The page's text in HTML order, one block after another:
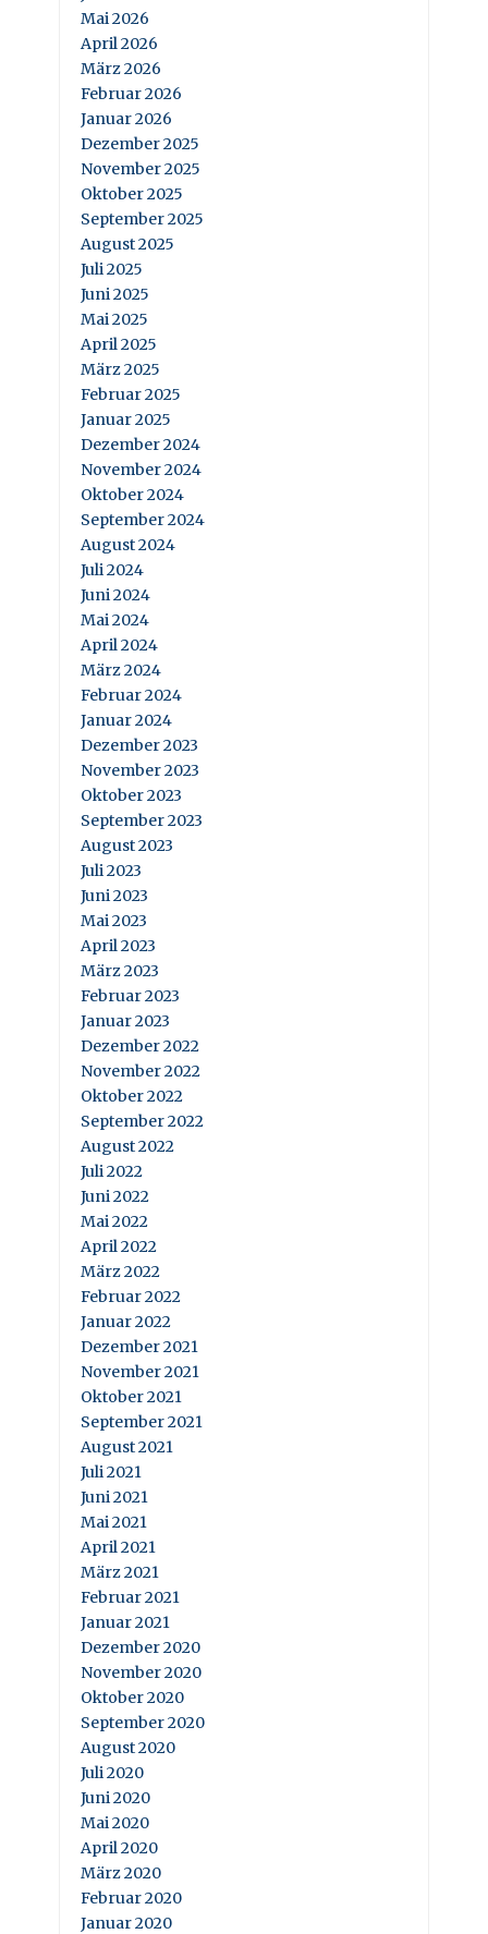
Mai 2026
April 2026
März 2026
Februar 2026
Januar 2026
Dezember 2025
November 2025
Oktober 2025
September 2025
August 2025
Juli 2025
Juni 2025
Mai 2025
April 2025
März 2025
Februar 2025
Januar 2025
Dezember 2024
November 2024
Oktober 2024
September 2024
August 2024
Juli 2024
Juni 2024
Mai 2024
April 2024
März 2024
Februar 2024
Januar 2024
Dezember 2023
November 2023
Oktober 2023
September 2023
August 2023
Juli 2023
Juni 2023
Mai 2023
April 2023
März 2023
Februar 2023
Januar 2023
Dezember 2022
November 2022
Oktober 2022
September 2022
August 2022
Juli 2022
Juni 2022
Mai 2022
April 2022
März 2022
Februar 2022
Januar 2022
Dezember 2021
November 2021
Oktober 2021
September 2021
August 2021
Juli 2021
Juni 2021
Mai 2021
April 2021
März 2021
Februar 2021
Januar 2021
Dezember 2020
November 2020
Oktober 2020
September 2020
August 2020
Juli 2020
Juni 2020
Mai 2020
April 2020
März 2020
Februar 2020
Januar 2020